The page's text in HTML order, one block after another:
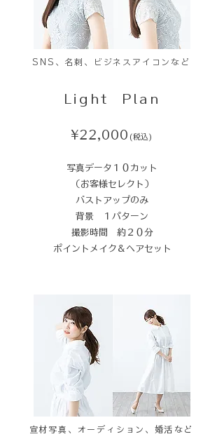
SNS、名刺、ビジネスアイコンなど
Light Plan
¥22,000 (税込)
​写真データ１０カット​
（お客様セレクト）
バストアップのみ
背景 １パターン
撮影時間 約２０分​
ポイントメイク＆ヘアセット
宣材写真、オーディション、婚活など